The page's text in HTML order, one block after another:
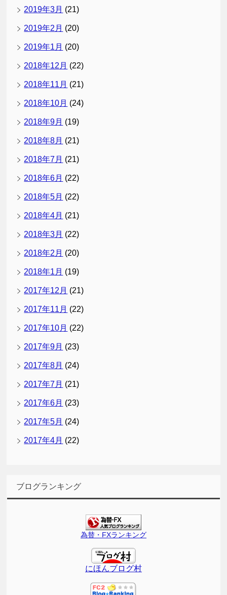
2019年3月 (21)
2019年2月 (20)
2019年1月 (20)
2018年12月 (22)
2018年11月 (21)
2018年10月 (24)
2018年9月 (19)
2018年8月 (21)
2018年7月 (21)
2018年6月 (22)
2018年5月 (22)
2018年4月 (21)
2018年3月 (22)
2018年2月 (20)
2018年1月 (19)
2017年12月 (21)
2017年11月 (22)
2017年10月 (22)
2017年9月 (23)
2017年8月 (24)
2017年7月 (21)
2017年6月 (23)
2017年5月 (24)
2017年4月 (22)
ブログランキング
為替・FXランキング
にほんブログ村